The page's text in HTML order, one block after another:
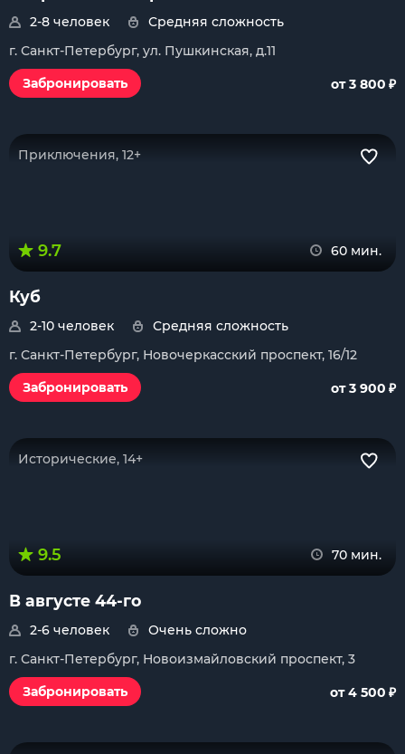
2-8 человек
Средняя сложность
г. Санкт-Петербург, ул. Пушкинская, д.11
Забронировать
от 3 800 ₽
Приключения, 12+
9.7 60 мин.
Куб
2-10 человек
Средняя сложность
г. Санкт-Петербург, Новочеркасский проспект, 16/12
Забронировать
от 3 900 ₽
Исторические, 14+
9.5 70 мин.
В августе 44-го
2-6 человек
Очень сложно
г. Санкт-Петербург, Новоизмайловский проспект, 3
Забронировать
от 4 500 ₽